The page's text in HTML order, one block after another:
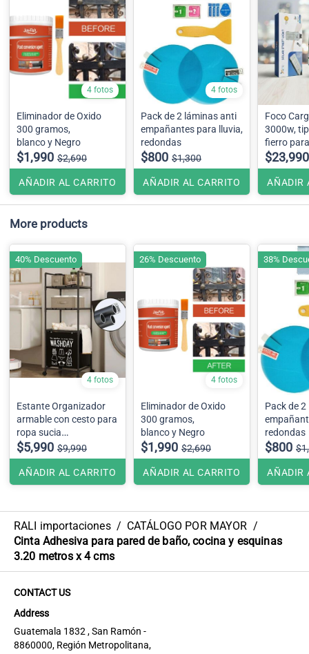
4 fotos
Eliminador de Oxido
300 gramos,
blanco y Negro
$1,990 $2,690
AÑADIR AL CARRITO
4 fotos
Pack de 2 láminas anti
empañantes para lluvia,
redondas
$800 $1,300
AÑADIR AL CARRITO
Foco
3000w,
fierro
$23,990
AÑADIR
More products
4 fotos
Estante Organizador
armable con cesto para
ropa sucia
42cmx32cmx1.30
$5,990 $9,990
AÑADIR AL CARRITO
40% Descuento
4 fotos
Eliminador de Oxido
300 gramos,
blanco y Negro
$1,990 $2,690
AÑADIR AL CARRITO
26% Descuento
Pack de
redondas
$800
AÑADIR
38%
RALI importaciones / CATÁLOGO POR MAYOR /
Cinta Adhesiva para pared de baño, cocina y esquinas
3.20 metros x 4 cms
CONTACT US
Address
Guatemala 1832 , San Ramón -
8860000, Región Metropolitana,